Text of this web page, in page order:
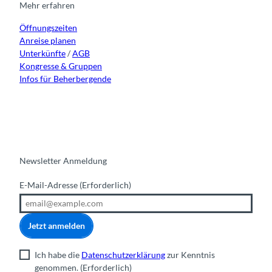
r
m
o
e
Mehr erfahren
Öffnungszeiten
Anreise planen
Unterkünfte/AGB
Kongresse & Gruppen
Infos für Beherbergende
Newsletter Anmeldung
E-Mail-Adresse (Erforderlich)
Jetzt anmelden
Ich habe die Datenschutzerklärungzur Kenntnis
genommen. (Erforderlich)